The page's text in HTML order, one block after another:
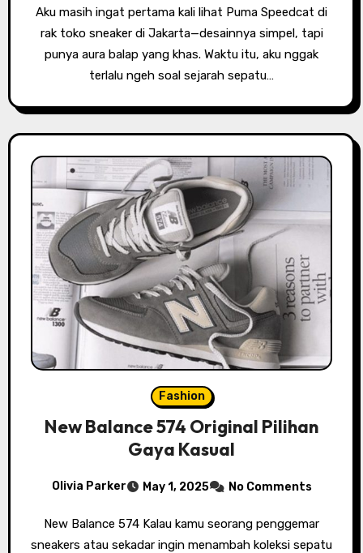
Aku masih ingat pertama kali lihat Puma Speedcat di
rak toko sneaker di Jakarta—desainnya simpel, tapi
punya aura balap yang khas. Waktu itu, aku nggak
terlalu ngeh soal sejarah sepatu…
Fashion
New Balance 574 Original Pilihan
Gaya Kasual
Olivia Parker May 1, 2025 No Comments
New Balance 574 Kalau kamu seorang penggemar
sneakers atau sekadar ingin menambah koleksi sepatu